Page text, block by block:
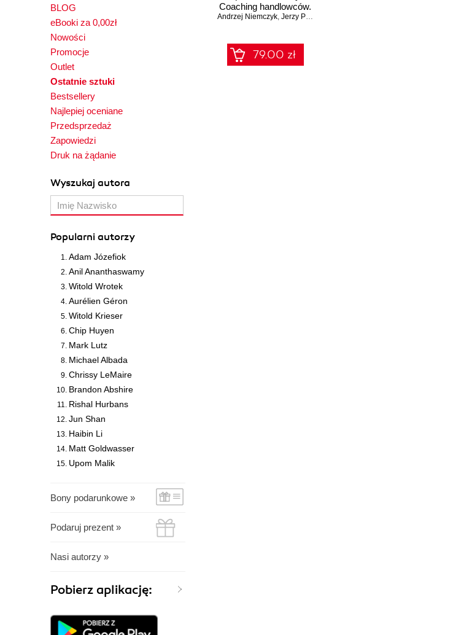
BLOG
eBooki za 0,00zł
Nowości
Promocje
Outlet
Ostatnie sztuki
Bestsellery
Najlepiej oceniane
Przedsprzedaż
Zapowiedzi
Druk na żądanie
Wyszukaj autora
Popularni autorzy
Adam Józefiok
Anil Ananthaswamy
Witold Wrotek
Aurélien Géron
Witold Krieser
Chip Huyen
Mark Lutz
Michael Albada
Chrissy LeMaire
Brandon Abshire
Rishal Hurbans
Jun Shan
Haibin Li
Matt Goldwasser
Upom Malik
Bony podarunkowe »
Podaruj prezent »
Nasi autorzy »
Pobierz aplikację:
Coaching handlowców.
Kurs video
Andrzej Niemczyk, Jerzy Paśnik
79.00 zł